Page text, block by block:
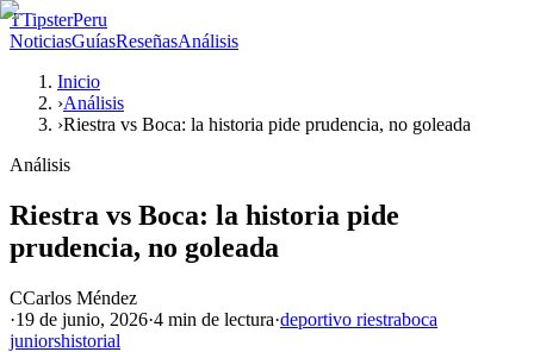
TTipsterPeru
NoticiasGuíasReseñasAnálisis
Inicio
›Análisis
›Riestra vs Boca: la historia pide prudencia, no goleada
Análisis
Riestra vs Boca: la historia pide
prudencia, no goleada
CCarlos Méndez
·19 de junio, 2026·4 min de lectura·deportivo riestraboca
juniorshistorial